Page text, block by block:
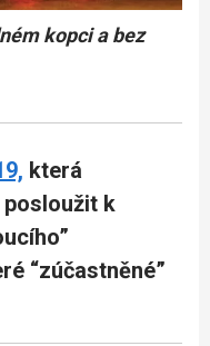
kopci a bez
která
k
“zúčastněné”